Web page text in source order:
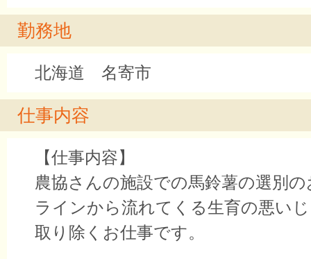
勤務地
北海道 名寄市
仕事内容
【仕事内容】
農協さんの施設での馬鈴薯の選別
ラインから流れてくる生育の悪い
取り除くお仕事です。